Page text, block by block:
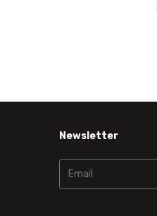
Newsletter